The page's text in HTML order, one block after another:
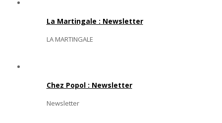
La Martingale : Newsletter
LA MARTINGALE
Chez Popol : Newsletter
Newsletter